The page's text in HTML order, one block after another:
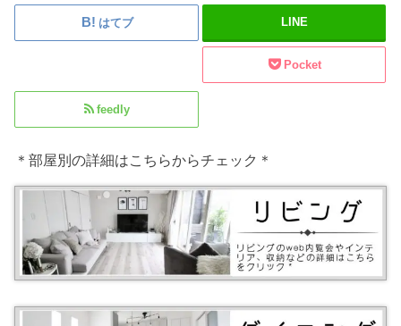
はてブ LINE
Pocket
feedly
＊部屋別の詳細はこちらからチェック＊